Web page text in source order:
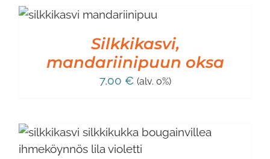
Silkkikasvi,
mandariinipuun oksa
7,00 € (alv. 0%)